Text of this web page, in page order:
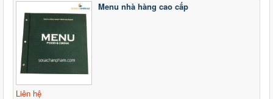
Menu nhà hàng cao cấp
Liên hệ